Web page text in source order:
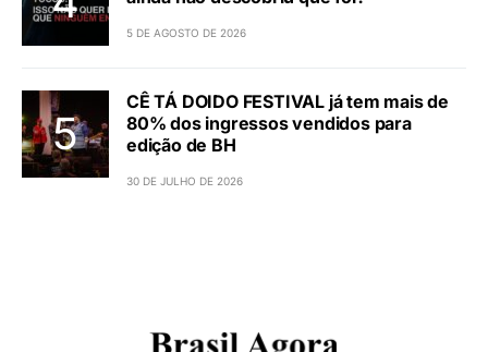
5 DE AGOSTO DE 2026
CÊ TÁ DOIDO FESTIVAL já tem mais de
80% dos ingressos vendidos para
edição de BH
30 DE JULHO DE 2026